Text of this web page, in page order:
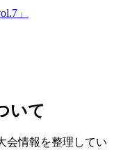
」
いて
会情報を整理してい